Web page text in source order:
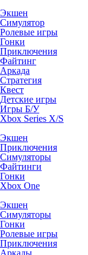
Экшен
Симулятор
Ролевые игры
Гонки
Приключения
Файтинг
Аркада
Стратегия
Квест
Детские игры
Игры Б/У
Xbox Series X/S
Экшен
Приключения
Симуляторы
Файтинги
Гонки
Xbox One
Экшен
Симуляторы
Гонки
Ролевые игры
Приключения
Аркады